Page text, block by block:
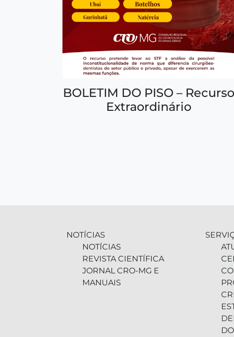
BOLETIM DO PISO – Recurso
Extraordinário
NOTÍCIAS
NOTÍCIAS
REVISTA CIENTÍFICA
JORNAL CRO-MG E
MANUAIS